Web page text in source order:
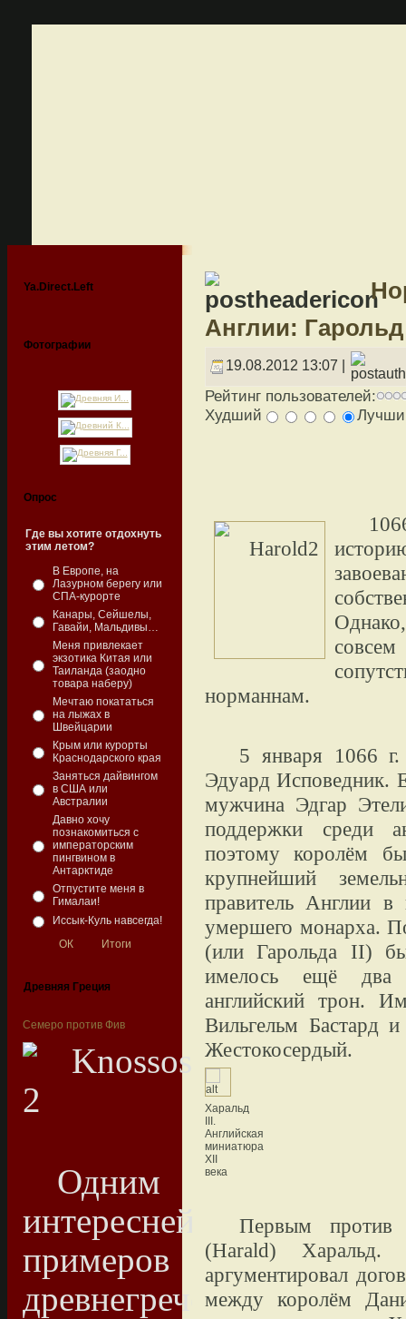
Ya.Direct.Left
Фотографии
Опрос
Где вы хотите отдохнуть
этим летом?
В Европе, на
Лазурном берегу или
СПА-курорте
Канары, Сейшелы,
Гавайи, Мальдивы…
Меня привлекает
экзотика Китая или
Таиланда (заодно
товара наберу)
Мечтаю покататься
на лыжах в
Швейцарии
Крым или курорты
Краснодарского края
Заняться дайвингом
в США или
Австралии
Давно хочу
познакомиться с
императорским
пингвином в
Антарктиде
Отпустите меня в
Гималаи!
Иссык-Куль навсегда!
Древняя Греция
Семеро против Фив
Одним из
интереснейших
примеров
древнегреческого
Англии:
19.08.2012 13:07 |
Рейтинг пользователей:
Худший
норманнам.
5 января 1066 г.
Эдуард Исповедник.
мужчина Эдгар
поддержки среди
поэтому королём
крупнейший
правитель Англии в
умершего монарха.
(или Гарольда II)
имелось ещё два
английский трон.
Вильгельм Бастард
Жестокосердый.
Харальд
III.
Английская
миниатюра
XII
века
Первым против
(Harald) Харальд.
аргументировал
между королём